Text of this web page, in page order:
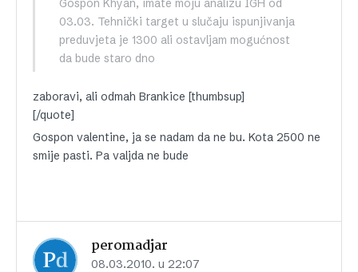
Gospon Khyan, imate moju analizu IGH od
03.03. Tehnički target u slučaju ispunjivanja
preduvjeta je 1300 ali ostavljam mogućnost
da bude staro dno
zaboravi, ali odmah Brankice [thumbsup]
[/quote]
Gospon valentine, ja se nadam da ne bu. Kota 2500 ne
smije pasti. Pa valjda ne bude
peromadjar
08.03.2010. u 22:07